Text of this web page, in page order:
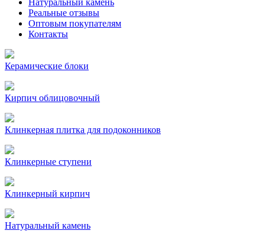
Натуральный камень
Реальные отзывы
Оптовым покупателям
Контакты
Керамические блоки
Кирпич облицовочный
Клинкерная плитка для подоконников
Клинкерные ступени
Клинкерный кирпич
Натуральный камень